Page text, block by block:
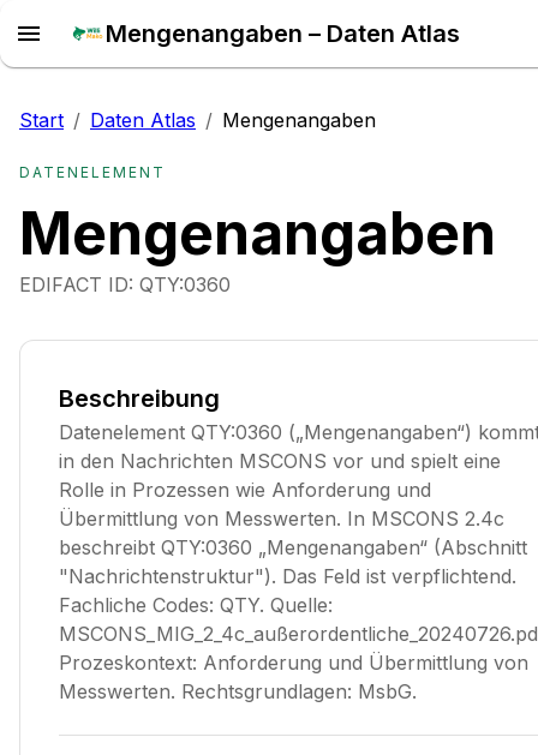
Mengenangaben – Daten Atlas
Start / Daten Atlas / Mengenangaben
DATENELEMENT
Mengenangaben
EDIFACT ID: QTY:0360
Beschreibung
Datenelement QTY:0360 („Mengenangaben“)
in den Nachrichten MSCONS vor und spielt eine
Rolle in Prozessen wie Anforderung und
Übermittlung von Messwerten. In MSCONS 2.4c
beschreibt QTY:0360 „Mengenangaben“ (Abschnitt
"Nachrichtenstruktur"). Das Feld ist verpflichtend.
Fachliche Codes: QTY. Quelle:
Prozeskontext: Anforderung und Übermittlung von
Messwerten. Rechtsgrundlagen: MsbG.